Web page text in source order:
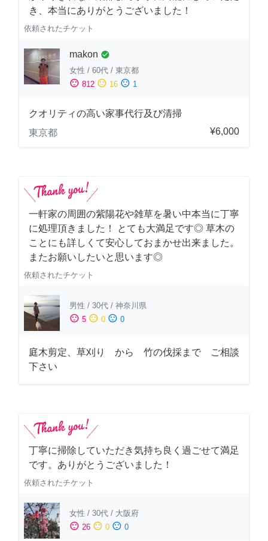
き、本当にありがとうございました！
依頼されたチケット
makon check_circle
女性 / 60代 / 東京都
sentiment_satisfied 812 sentiment_neutral 16 sentiment_dissatisfied 1
クオリティの高い家事代行及び清掃
東京都
¥6,000
一軒家の周囲の紫陽花や雑草を暑い中本当に丁寧
に処理頂きました！ とても大満足です◎ 草木の
ことにも詳しくて安心しておまかせ出来ました。
またお願いしたいと思います◎
依頼されたチケット
男性 / 30代 / 神奈川県
sentiment_satisfied 5 sentiment_neutral 0 sentiment_dissatisfied 0
庭木剪定、草刈り から 竹の伐採まで ご相談
下さい
丁寧に掃除していただき気持ち良く過ごせて満足
です。ありがとうございました！
依頼されたチケット
女性 / 30代 / 大阪府
sentiment_satisfied 26 sentiment_neutral 0 sentiment_dissatisfied 0